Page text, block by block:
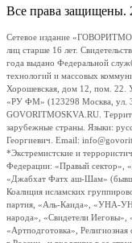
Все права защищены.
Сетевое издание
лиц старше 16 лет.
года выдано Федеральной
технологий и массовых
Хорошевская, дом 12, пом. 22.
«РУ ФМ» (123298 Москва, ул.
GOVORITMOSKVA.RU.
зарубежные страны. Языки:
Георгиевич. Email:
*Экстремистские и
Федерации: «Правый сектор»,
«Джабхат Фатх аш-Шам»
Коалиция исламских
партия, «Аль-Каида», «УНА-
народа», «Свидетели Иеговы»,
«Артподготовка»,